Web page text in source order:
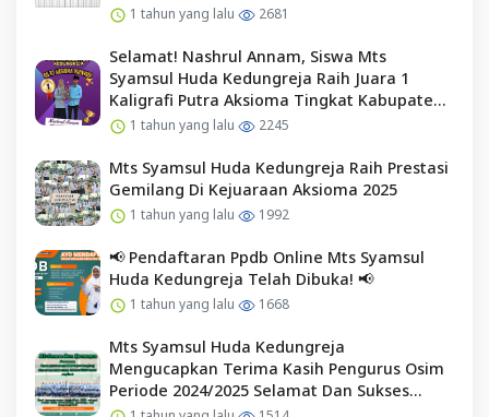
1 tahun yang lalu 2681
Selamat! Nashrul Annam, Siswa Mts
Syamsul Huda Kedungreja Raih Juara 1
Kaligrafi Putra Aksioma Tingkat Kabupaten
Cilacap
1 tahun yang lalu 2245
Mts Syamsul Huda Kedungreja Raih Prestasi
Gemilang Di Kejuaraan Aksioma 2025
1 tahun yang lalu 1992
📢 Pendaftaran Ppdb Online Mts Syamsul
Huda Kedungreja Telah Dibuka! 📢
1 tahun yang lalu 1668
Mts Syamsul Huda Kedungreja
Mengucapkan Terima Kasih Pengurus Osim
Periode 2024/2025 Selamat Dan Sukses
Kepada Pengurus Osim Periode 2025/2026